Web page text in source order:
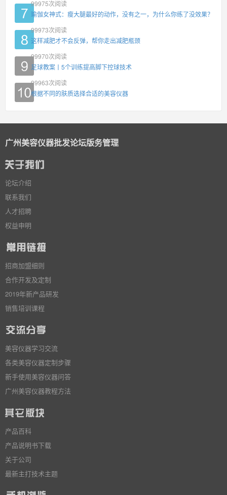
99975次阅读
瑜伽女神式：瘦大腿最好的动作，没有之一，为什么你练了没效果？
99973次阅读
这样减肥才不会反弹，帮你走出减肥瓶颈
99970次阅读
足球教案丨5个训练提高脚下控球技术
99963次阅读
根据不同的肤质选择合适的美容仪器
广州美容仪器批发论坛版务管理
论坛介绍
联系我们
人才招聘
权益申明
招商加盟细则
合作开发及定制
2019年新产品研发
销售培训课程
美容仪器学习交流
各类美容仪器定制步骤
新手使用美容仪器问答
广州美容仪器教程方法
产品百科
产品说明书下载
关于公司
最新主打技术主题